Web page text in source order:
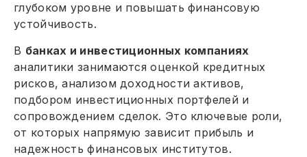
глубоком уровне и повышать финансовую
устойчивость.
В банках и инвестиционных компаниях
аналитики занимаются оценкой кредитных
рисков, анализом доходности активов,
подбором инвестиционных портфелей и
сопровождением сделок. Это ключевые роли,
от которых напрямую зависит прибыль и
надежность финансовых институтов.